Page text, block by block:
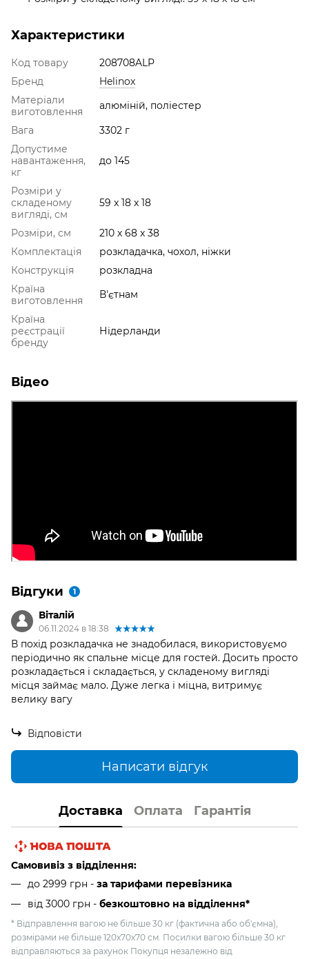
Характеристики
Код товару
208708ALP
Бренд
Helinox
Матеріали
виготовлення
алюміній, поліестер
Вага
3302 г
Допустиме
навантаження,
кг
до 145
Розміри у
складеному
вигляді, см
59 x 18 x 18
Розміри, см
210 x 68 x 38
Комплектація
розкладачка, чохол, ніжки
Конструкція
розкладна
Країна
виготовлення
В'єтнам
Країна
реєстрації
бренду
Нідерланди
Відео
Відгуки 1
Віталій
06.11.2024 в 18:38
В похід розкладачка не знадобилася, використовуємо
періодично як спальне місце для гостей. Досить просто
розкладається і складається, у складеному вигляді
місця займає мало. Дуже легка і міцна, витримує
велику вагу
Відповісти
Написати відгук
Доставка Оплата Гарантія
Самовивіз з відділення:
до 2999 грн - за тарифами перевізника
від 3000 грн - безкоштовно на відділення*
* Відправлення вагою не більше 30 кг (фактична або об'ємна),
розмірами не більше 120х70х70 см. Посилки вагою більше 30 кг
відправляються за рахунок Покупця незалежно від